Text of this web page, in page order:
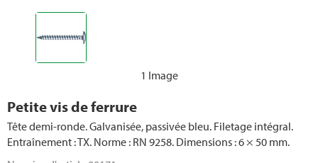
1 Image
Petite vis de ferrure
Tête demi-ronde. Galvanisée, passivée bleu. Filetage intégral.
Entraînement : TX. Norme : RN 9258. Dimensions : 6 × 50 mm.